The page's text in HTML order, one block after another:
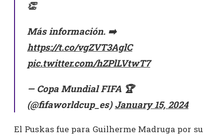
👏
Más información. ➡️
https://t.co/vgZVT3AglC
pic.twitter.com/hZPlLVtwT7
— Copa Mundial FIFA 🏆
(@fifaworldcup_es) January 15, 2024
El Puskas fue para Guilherme Madruga por su